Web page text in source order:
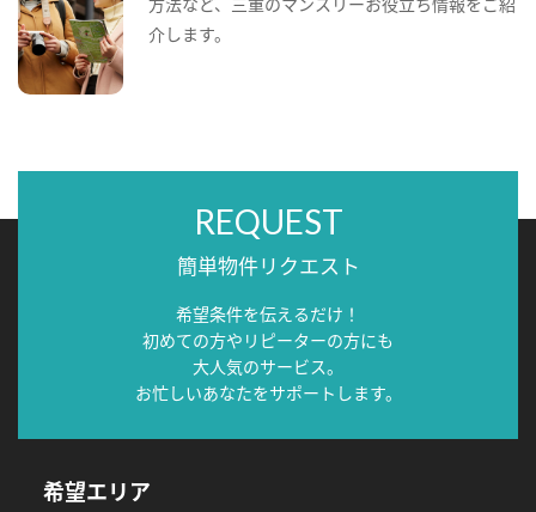
介します。
REQUEST
簡単物件リクエスト
希望条件を伝えるだけ！
初めての方やリピーターの方にも
大人気のサービス。
お忙しいあなたをサポートします。
希望エリア